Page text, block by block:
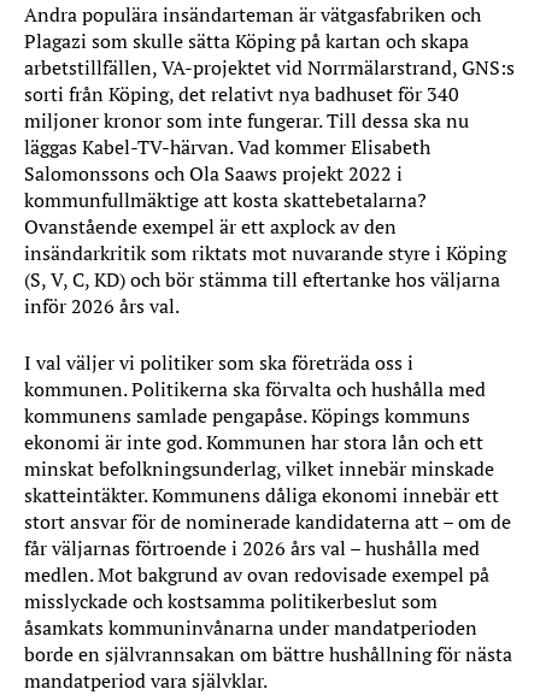
Andra populära insändarteman är vätgasfabriken och
Plagazi som skulle sätta Köping på kartan och skapa
arbetstillfällen, VA-projektet vid Norrmälarstrand, GNS:s
sorti från Köping, det relativt nya badhuset för 340
miljoner kronor som inte fungerar. Till dessa ska nu
läggas Kabel-TV-härvan. Vad kommer Elisabeth
Salomonssons och Ola Saaws projekt 2022 i
kommunfullmäktige att kosta skattebetalarna?
Ovanstående exempel är ett axplock av den
insändarkritik som riktats mot nuvarande styre i Köping
(S, V, C, KD) och bör stämma till eftertanke hos väljarna
inför 2026 års val.
I val väljer vi politiker som ska företräda oss i
kommunen. Politikerna ska förvalta och hushålla med
kommunens samlade pengapåse. Köpings kommuns
ekonomi är inte god. Kommunen har stora lån och ett
minskat befolkningsunderlag, vilket innebär minskade
skatteintäkter. Kommunens dåliga ekonomi innebär ett
stort ansvar för de nominerade kandidaterna att – om de
får väljarnas förtroende i 2026 års val – hushålla med
medlen. Mot bakgrund av ovan redovisade exempel på
misslyckade och kostsamma politikerbeslut som
åsamkats kommuninvånarna under mandatperioden
borde en självrannsakan om bättre hushållning för nästa
mandatperiod vara självklar.